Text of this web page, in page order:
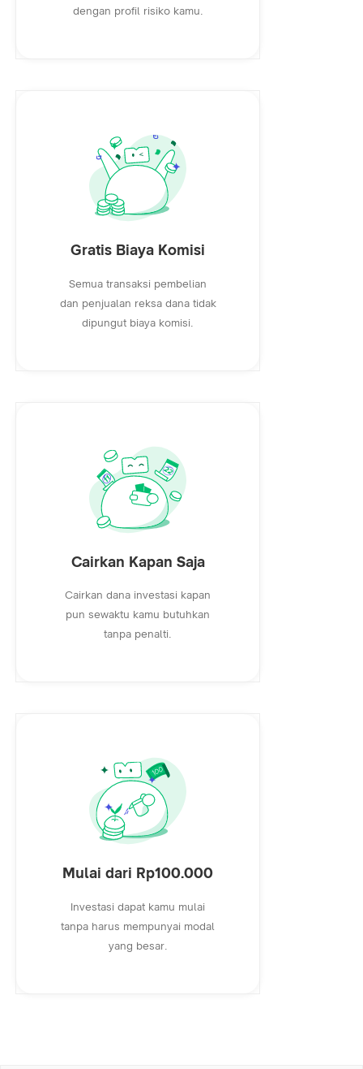
dengan profil risiko kamu.
Gratis Biaya Komisi
Semua transaksi pembelian
dan penjualan reksa dana tidak
dipungut biaya komisi.
Cairkan Kapan Saja
Cairkan dana investasi kapan
pun sewaktu kamu butuhkan
tanpa penalti.
Mulai dari Rp100.000
Investasi dapat kamu mulai
tanpa harus mempunyai modal
yang besar.